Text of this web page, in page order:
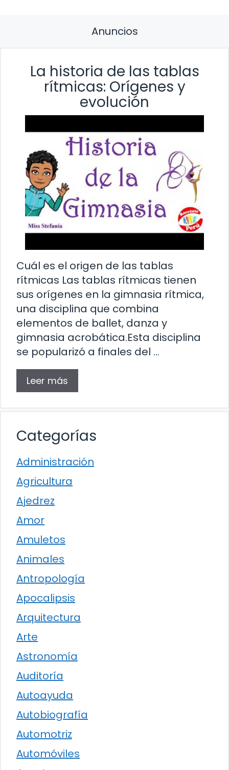
Anuncios
La historia de las tablas
rítmicas: Orígenes y
evolución
Cuál es el origen de las tablas
rítmicas Las tablas rítmicas tienen
sus orígenes en la gimnasia rítmica,
una disciplina que combina
elementos de ballet, danza y
gimnasia acrobática.Esta disciplina
se popularizó a finales del …
Leer más
Categorías
Administración
Agricultura
Ajedrez
Amor
Amuletos
Animales
Antropología
Apocalipsis
Arquitectura
Arte
Astronomía
Auditoría
Autoayuda
Autobiografía
Automotriz
Automóviles